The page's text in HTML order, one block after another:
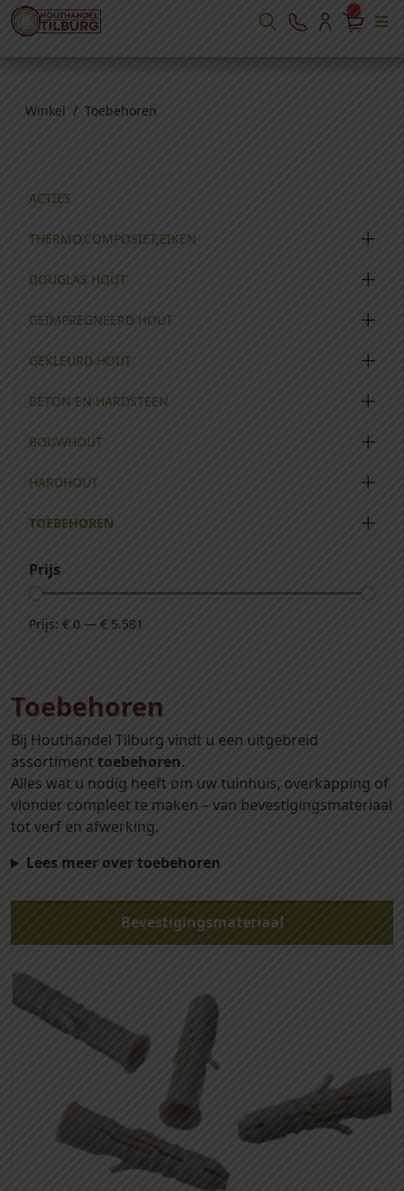
Winkel / Toebehoren
ACTIES
THERMO,COMPOSIET,EIKEN
DOUGLAS HOUT
GEÏMPREGNEERD HOUT
GEKLEURD HOUT
BETON EN HARDSTEEN
BOUWHOUT
HARDHOUT
TOEBEHOREN
Prijs
Prijs: € 0 — € 5.581
Toebehoren
Bij Houthandel Tilburg vindt u een uitgebreid
assortimenttoebehoren.
Alles wat u nodig heeft om uw tuinhuis, overkapping of
vlonder compleet te maken – van bevestigingsmateriaal
tot verf en afwerking.
Lees meer over toebehoren
Bevestigingsmateriaal